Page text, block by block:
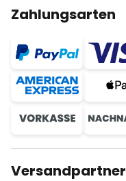
Zahlungsarten
Versandpartner